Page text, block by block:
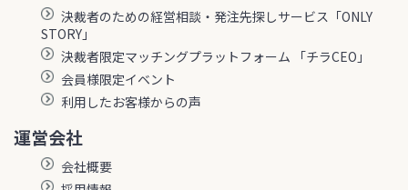
決裁者のための経営相談・発注先探しサービス「ONLY
STORY」
決裁者限定マッチングプラットフォーム 「チラCEO」
会員様限定イベント
利用したお客様からの声
運営会社
会社概要